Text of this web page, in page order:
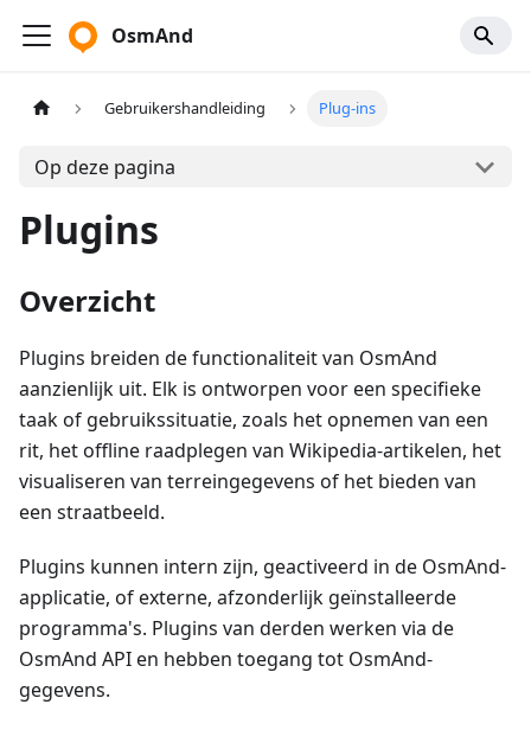
OsmAnd
Gebruikershandleiding Plug-ins
Op deze pagina
Plugins
Overzicht
Plugins breiden de functionaliteit van OsmAnd
aanzienlijk uit. Elk is ontworpen voor een specifieke
taak of gebruikssituatie, zoals het opnemen van een
rit, het offline raadplegen van Wikipedia-artikelen, het
visualiseren van terreingegevens of het bieden van
een straatbeeld.
Plugins kunnen intern zijn, geactiveerd in de OsmAnd-
applicatie, of externe, afzonderlijk geïnstalleerde
programma's. Plugins van derden werken via de
OsmAnd API en hebben toegang tot OsmAnd-
gegevens.